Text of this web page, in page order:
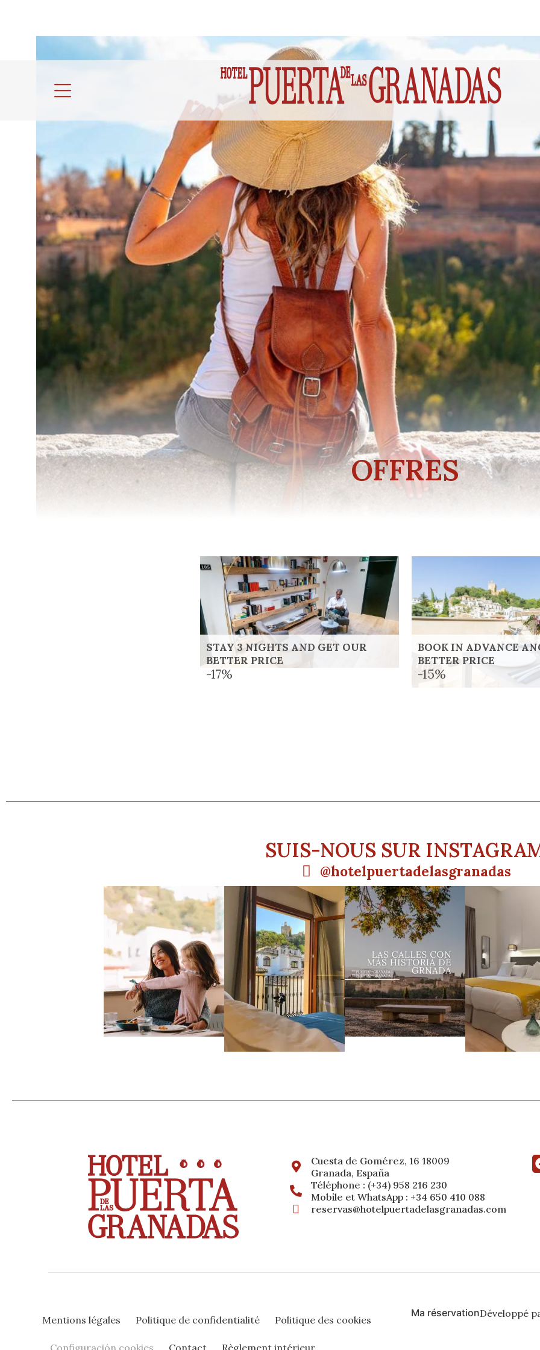
OFFRES
STAY 3 NIGHTS AND GET OUR
BETTER PRICE
-17%
BOOK IN ADVANCE
BETTER PRICE
-15%
SUIS-NOUS SUR
@hotelpuertadelasgranadas
Cuesta de Gomérez, 16 18009
Granada, España
Téléphone : (+34) 958 216 230
Mobile et WhatsApp : +34 650 410 088
reservas@hotelpuertadelasgranadas.com
Mentions légales Politique de confidentialité Politique des cookies
Configuración cookies Contact Règlement intérieur
Ma réservationDéveloppé